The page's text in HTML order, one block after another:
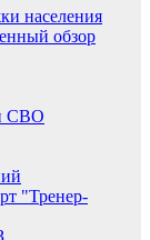
населения
обзор
СВО
"Тренер-